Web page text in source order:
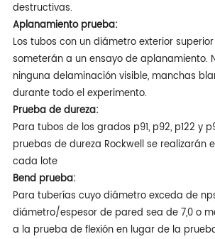
destructivas.
Aplanamiento prueba:
Los tubos con un diámetro exterior
someterán a un ensayo de aplanamiento.
ninguna delaminación visible, manchas
durante todo el experimento.
Prueba de dureza:
Para tubos de los grados p91, p92, p122 y
pruebas de dureza Rockwell se realizarán
cada lote
Bend prueba:
Para tuberías cuyo diámetro exceda de
diámetro/espesor de pared sea de 7,0 o
a la prueba de flexión en lugar de la